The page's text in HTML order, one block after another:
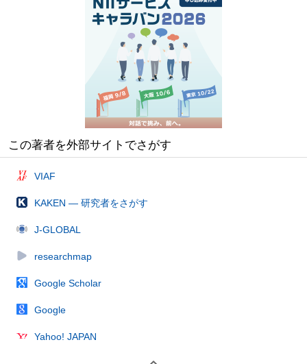
この著者を外部サイトでさがす
VIAF
KAKEN — 研究者をさがす
J-GLOBAL
researchmap
Google Scholar
Google
Yahoo! JAPAN